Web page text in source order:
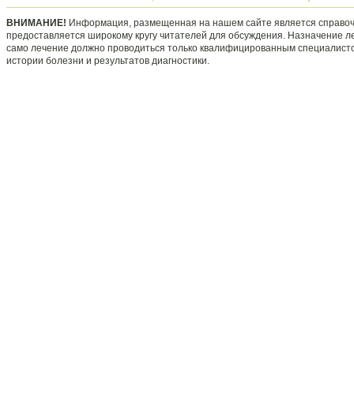
ВНИМАНИЕ! Информация, размещенная на нашем сайте является
предоставляется широкому кругу читателей для обсуждения. Назначение
само лечение должно проводиться только квалифицированным
истории болезни и результатов диагностики.